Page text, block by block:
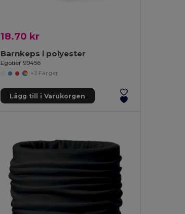
18.70 kr
Barnkeps i polyester
Egotier 99456
+3 Färger
Lägg till i Varukorgen